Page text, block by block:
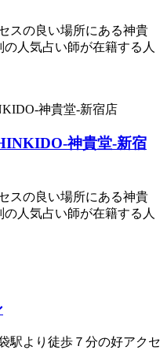
スの良い場所にある神貴
人気占い師が在籍する人
神貴堂-新宿
スの良い場所にある神貴
人気占い師が在籍する人
駅より徒歩７分の好アクセ